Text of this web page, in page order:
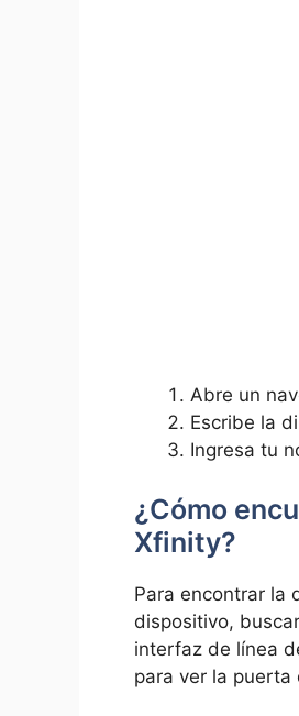
Abre un
Escribe la
Ingresa tu⁤
¿Cómo
Xfinity?
Para encontrar la
‍dispositivo,
interfaz de línea
para ver ⁣la